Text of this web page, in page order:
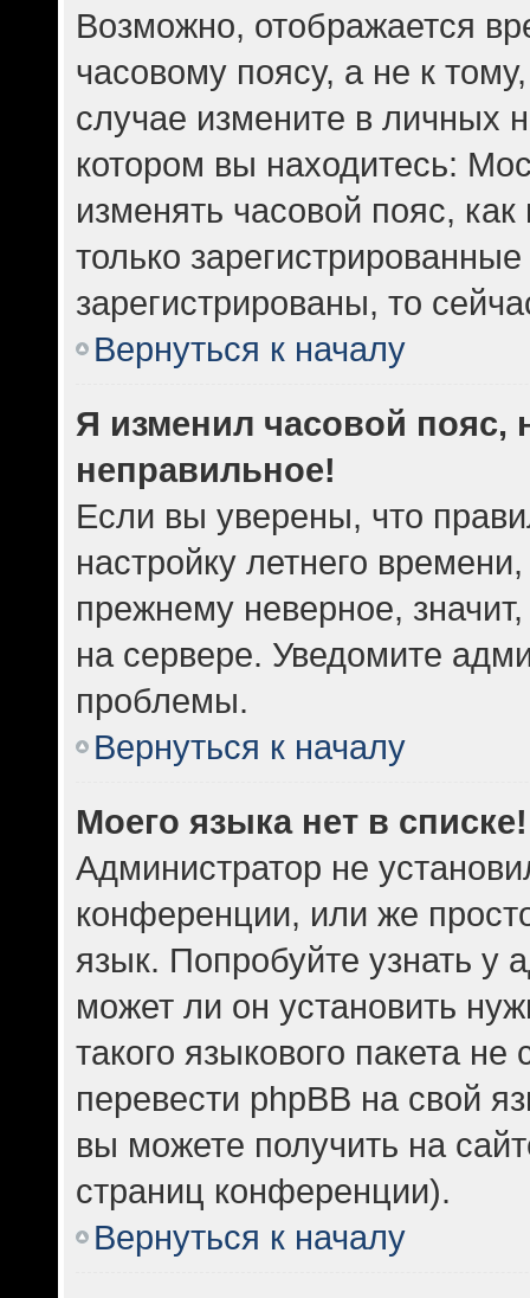
Возможно, отображается
часовому поясу, а не к
случае измените в личных
котором вы находитесь:
изменять часовой пояс,
только
зарегистрированы, то
Вернуться к началу
Я изменил часовой пояс,
неправильное!
Если вы уверены, что
настройку летнего
прежнему неверное,
на сервере. Уведомите
проблемы.
Вернуться к началу
Моего языка нет в списке!
Администратор не
конференции, или же
язык. Попробуйте узнать у
может ли он установить
такого языкового пакета
перевести phpBB на свой
вы можете получить на
страниц конференции).
Вернуться к началу